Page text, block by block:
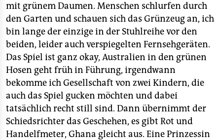
mit grünem Daumen. Menschen schlurfen durch
den Garten und schauen sich das Grünzeug an, ich
bin lange der einzige in der Stuhlreihe vor den
beiden, leider auch verspiegelten Fernsehgeräten.
Das Spiel ist ganz okay, Australien in den grünen
Hosen geht früh in Führung, irgendwann
bekomme ich Gesellschaft von zwei Kindern, die
auch das Spiel gucken möchten und dabei
tatsächlich recht still sind. Dann übernimmt der
Schiedsrichter das Geschehen, es gibt Rot und
Handelfmeter, Ghana gleicht aus. Eine Prinzessin